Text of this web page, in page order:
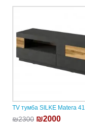
TV тумба SILKE Matera 41
₪2300 ₪2000